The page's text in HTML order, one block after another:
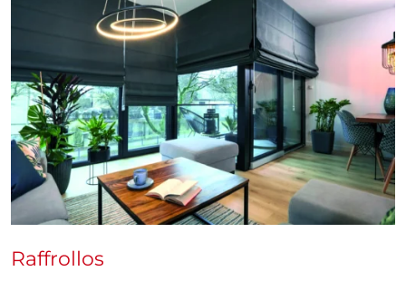
Raffrollos